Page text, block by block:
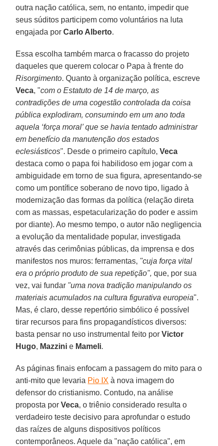
outra nação católica, sem, no entanto, impedir que
seus súditos participem como voluntários na luta
engajada porCarlo Alberto.
Essa escolha também marca o fracasso do projeto
daqueles que querem colocar o Papa à frente do
Risorgimento. Quanto à organização política, escreve
Veca, "com o Estatuto de 14 de março, as
contradições de uma cogestão controlada da coisa
pública explodiram, consumindo em um ano toda
aquela ‘força moral’ que se havia tentado administrar
em benefício da manutenção dos estados
eclesiásticos". Desde o primeiro capítulo,Veca
destaca como o papa foi habilidoso em jogar com a
ambiguidade em torno de sua figura, apresentando-se
como um pontífice soberano de novo tipo, ligado à
modernização das formas da política (relação direta
com as massas, espetacularização do poder e assim
por diante). Ao mesmo tempo, o autor não negligencia
a evolução da mentalidade popular, investigada
através das cerimônias públicas, da imprensa e dos
manifestos nos muros: ferramentas, "cuja força vital
era o próprio produto de sua repetição",que, por sua
vez, vai fundar "uma nova tradição manipulando os
materiais acumulados na cultura figurativa europeia".
Mas, é claro, desse repertório simbólico é possível
tirar recursos para fins propagandísticos diversos:
basta pensar no uso instrumental feito porVictor
Hugo, Mazzini e Mameli.
As páginas finais enfocam a passagem do mito para o
anti-mito que levaria Pio IX à nova imagem do
defensor do cristianismo. Contudo, na análise
proposta porVeca, o triênio considerado resulta o
verdadeiro teste decisivo para aprofundar o estudo
das raízes de alguns dispositivos políticos
contemporâneos. Aquele da "nação católica", em